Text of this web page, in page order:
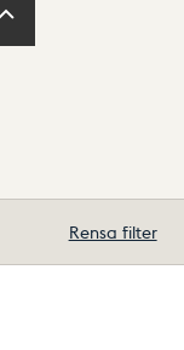
Rensa filter